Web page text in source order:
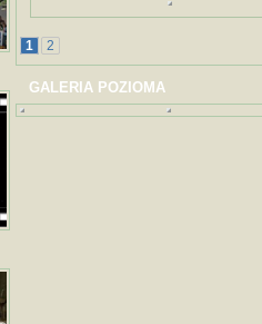
1 2
GALERIA POZIOMA